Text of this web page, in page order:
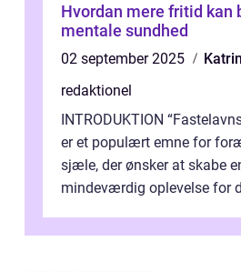
Hvordan mere fritid kan
mentale sundhed
02 september 2025
redaktionel
INTRODUKTION
er et populært emne for
sjæle, der ønsker at skabe
mindeværdig oplevelse for